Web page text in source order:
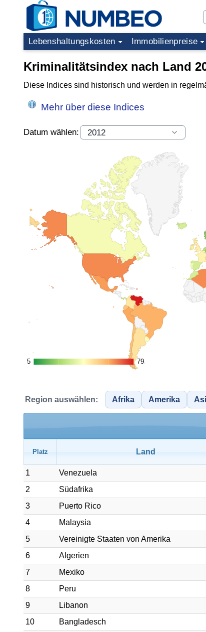
Lebenshaltungskosten Immobilienpreise
Kriminalitätsindex nach Land
Diese Indices sind historisch und werden in
Mehr über diese Indices
Datum wählen:
5
5 79
79
Region auswählen: Afrika Amerika
Platz Land
1 Venezuela
2
Südafrika
3
Puerto Rico
4
Malaysia
5
Vereinigte Staaten von Amerika
6
Algerien
7
Mexiko
8
Peru
9
Libanon
10
Bangladesch